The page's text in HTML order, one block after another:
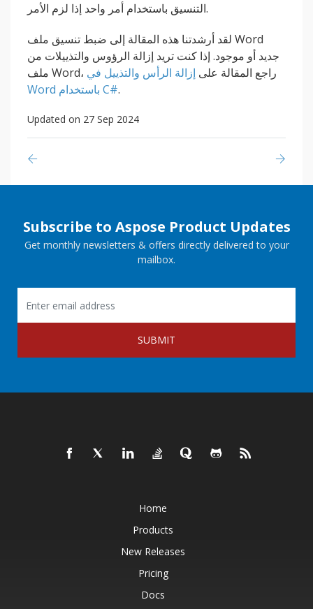
التنسيق باستخدام أمر واحد إذا لزم الأمر.
لقد أرشدتنا هذه المقالة إلى ضبط تنسيق ملف Word
جديد أو موجود. إذا كنت تريد إزالة الرؤوس والتذييلات من
ملف Word، راجع المقالة على إزالة الرأس والتذييل في
Word باستخدام C#.
Updated on 27 Sep 2024
Subscribe to Aspose Product Updates
Get monthly newsletters & offers directly delivered to your
mailbox.
SUBMIT
Home
Products
New Releases
Pricing
Docs